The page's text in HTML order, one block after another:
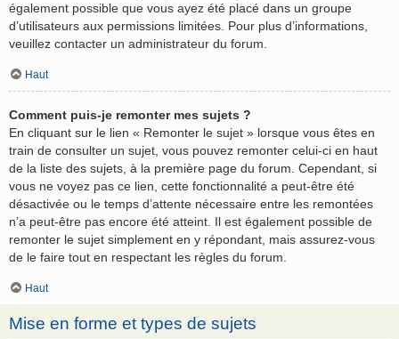
également possible que vous ayez été placé dans un groupe
d’utilisateurs aux permissions limitées. Pour plus d’informations,
veuillez contacter un administrateur du forum.
Haut
Comment puis-je remonter mes sujets ?
En cliquant sur le lien « Remonter le sujet » lorsque vous êtes en
train de consulter un sujet, vous pouvez remonter celui-ci en haut
de la liste des sujets, à la première page du forum. Cependant, si
vous ne voyez pas ce lien, cette fonctionnalité a peut-être été
désactivée ou le temps d’attente nécessaire entre les remontées
n’a peut-être pas encore été atteint. Il est également possible de
remonter le sujet simplement en y répondant, mais assurez-vous
de le faire tout en respectant les règles du forum.
Haut
Mise en forme et types de sujets